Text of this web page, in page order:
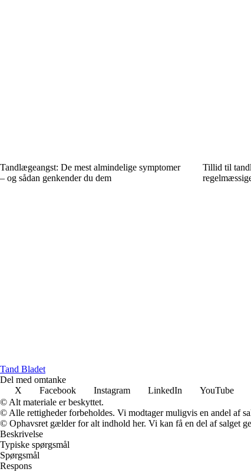
Tandlægeangst: De mest almindelige symptomer
– og sådan genkender du dem
Tillid til
Tand Bladet
Del med omtanke
X
Facebook Instagram LinkedIn YouTube
© Alt materiale er beskyttet.
© Alle rettigheder forbeholdes. Vi modtager muligvis en andel af
© Ophavsret gælder for alt indhold her. Vi kan få en del af salget
Beskrivelse
Typiske spørgsmål
Spørgsmål
Respons